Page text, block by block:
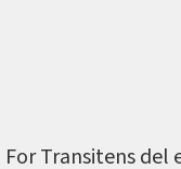
For Transitens del